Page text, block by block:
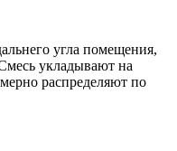
угла помещения,
укладывают на
распределяют по